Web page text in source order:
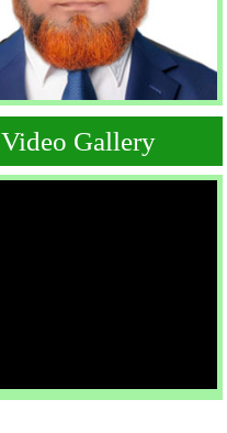
Video Gallery